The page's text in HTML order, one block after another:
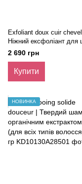
Exfoliant doux cuir
Ніжний ексфоліант для
голови, 100 мл
2 690 грн
Купити
НОВИНКА